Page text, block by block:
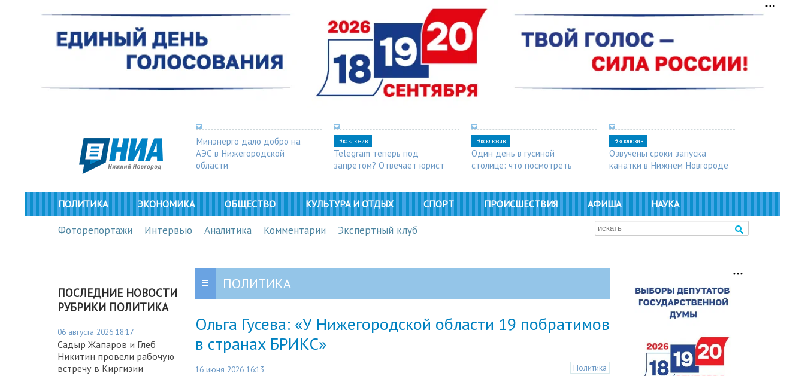
Минэнерго дало добро на
АЭС в Нижегородской
области
Эксклюзив
Telegram теперь под
запретом? Отвечает юрист
Эксклюзив
Один день в гусиной
столице: что посмотреть
Эксклюзив
Озвучены сроки запуска
канатки в Нижнем Новгороде
ПОЛИТИКА ЭКОНОМИКА ОБЩЕСТВО КУЛЬТУРА И ОТДЫХ СПОРТ ПРОИСШЕСТВИЯ АФИША НАУКА
Фоторепортажи Интервью Аналитика Комментарии Экспертный клуб
ПОСЛЕДНИЕ НОВОСТИ
РУБРИКИ ПОЛИТИКА
06 августа 2026 18:17
Садыр Жапаров и Глеб
Никитин провели рабочую
встречу в Киргизии
ПОЛИТИКА
Ольга Гусева: «У Нижегородской области 19 побратимов
в странах БРИКС»
16 июня 2026 16:13 Политика